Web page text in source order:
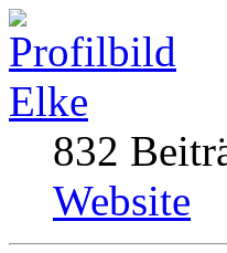
Elke
832
Website